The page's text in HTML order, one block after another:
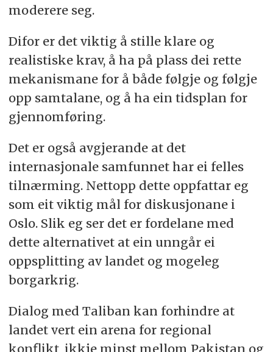
moderere seg.
Difor er det viktig å stille klare og
realistiske krav, å ha på plass dei rette
mekanismane for å både følgje og følgje
opp samtalane, og å ha ein tidsplan for
gjennomføring.
Det er også avgjerande at det
internasjonale samfunnet har ei felles
tilnærming. Nettopp dette oppfattar eg
som eit viktig mål for diskusjonane i
Oslo. Slik eg ser det er fordelane med
dette alternativet at ein unngår ei
oppsplitting av landet og mogeleg
borgarkrig.
Dialog med Taliban kan forhindre at
landet vert ein arena for regional
konflikt, ikkje minst mellom Pakistan og